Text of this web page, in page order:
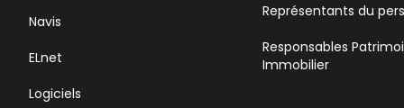
Navis
ELnet
Logiciels
Représentants du
Responsables
Immobilier